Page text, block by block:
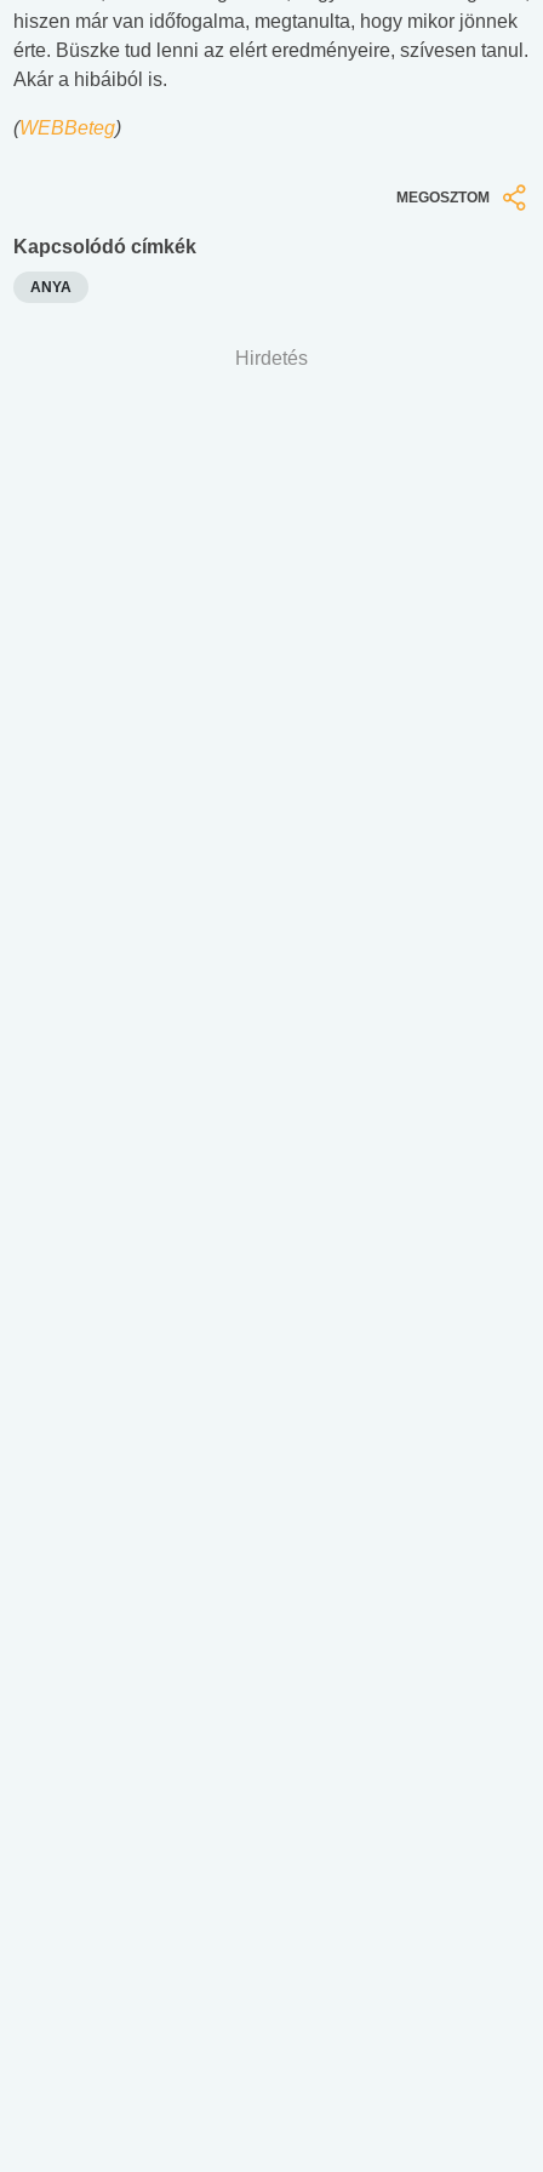
hiszen már van időfogalma, megtanulta, hogy mikor jönnek
érte. Büszke tud lenni az elért eredményeire, szívesen tanul.
Akár a hibáiból is.
(WEBBeteg)
MEGOSZTOM
Kapcsolódó címkék
ANYA
Hirdetés